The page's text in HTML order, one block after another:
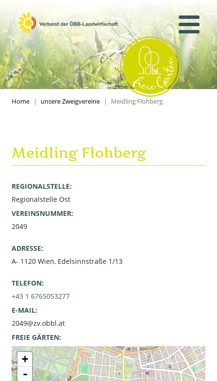
Home unsere Zweigvereine Meidling Flohberg
Meidling Flohberg
REGIONALSTELLE:
Regionalstelle Ost
VEREINSNUMMER:
2049
ADRESSE:
A- 1120 Wien, Edelsinnstraße 1/13
TELEFON:
+43 1 6765053277
E-MAIL:
2049@zv.obbl.at
FREIE GÄRTEN:
0
+
-